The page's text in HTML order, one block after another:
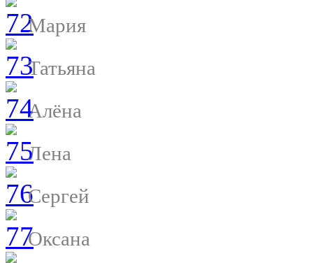
Мария
Татьяна
Алёна
Лена
Сергей
Оксана